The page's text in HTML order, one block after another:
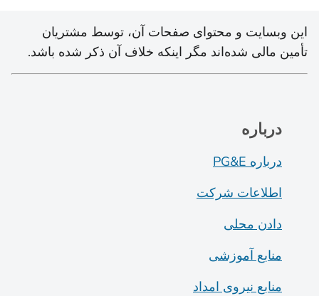
این وبسایت و محتوای صفحات آن، توسط مشتریان
تأمین مالی شده‌اند مگر اینکه خلاف آن ذکر شده باشد.
درباره
درباره PG&E
اطلاعات شرکت
دادن محلی
منابع آموزشی
منابع نیروی امداد